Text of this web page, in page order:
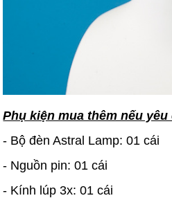
Phụ kiện mua thêm nếu yêu
- Bộ đèn Astral Lamp: 01 cái
- Nguồn pin: 01 cái
- Kính lúp 3x: 01 cái